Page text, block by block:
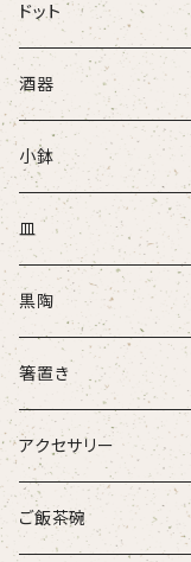
ドット
酒器
ぐい吞
盃
酒注ぎ
小鉢
皿
黒陶
箸置き
アクセサリー
ループタイ
ご飯茶碗